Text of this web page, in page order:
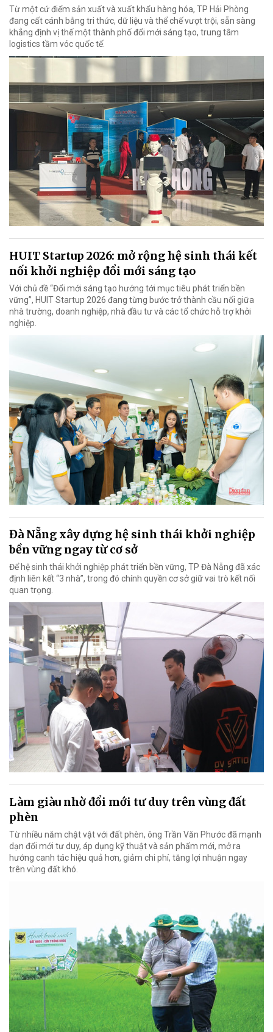
Từ một cứ điểm sản xuất và xuất khẩu hàng hóa, TP Hải Phòng
đang cất cánh bằng tri thức, dữ liệu và thể chế vượt trội, sẵn sàng
khẳng định vị thế một thành phố đổi mới sáng tạo, trung tâm
logistics tầm vóc quốc tế.
HUIT Startup 2026: mở rộng hệ sinh thái kết
nối khởi nghiệp đổi mới sáng tạo
Với chủ đề “Đổi mới sáng tạo hướng tới mục tiêu phát triển bền
vững”, HUIT Startup 2026 đang từng bước trở thành cầu nối giữa
nhà trường, doanh nghiệp, nhà đầu tư và các tổ chức hỗ trợ khởi
nghiệp.
Đà Nẵng xây dựng hệ sinh thái khởi nghiệp
bền vững ngay từ cơ sở
Để hệ sinh thái khởi nghiệp phát triển bền vững, TP Đà Nẵng đã xác
định liên kết “3 nhà”, trong đó chính quyền cơ sở giữ vai trò kết nối
quan trọng.
Làm giàu nhờ đổi mới tư duy trên vùng đất
phèn
Từ nhiều năm chật vật với đất phèn, ông Trần Văn Phước đã mạnh
dạn đổi mới tư duy, áp dụng kỹ thuật và sản phẩm mới, mở ra
hướng canh tác hiệu quả hơn, giảm chi phí, tăng lợi nhuận ngay
trên vùng đất khó.